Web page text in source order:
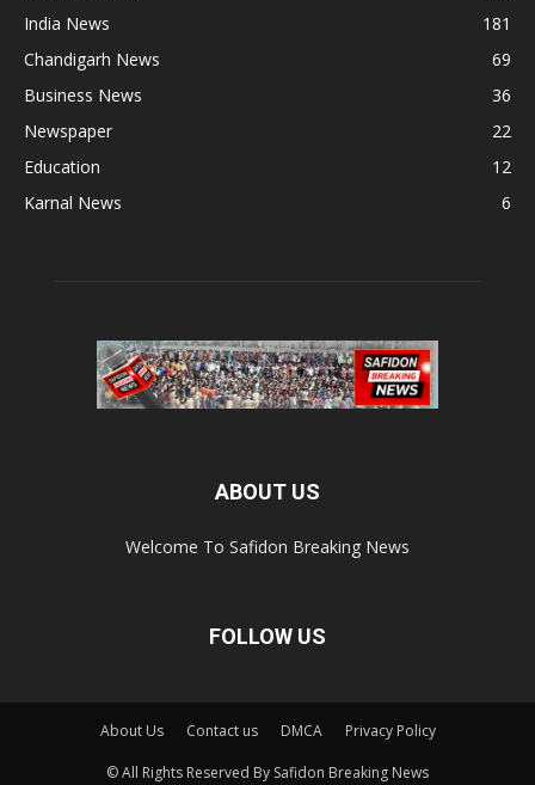
India News
181
Chandigarh News
69
Business News
36
Newspaper
22
Education
12
Karnal News
6
ABOUT US
Welcome To Safidon Breaking News
FOLLOW US
About Us Contact us DMCA Privacy Policy
© All Rights Reserved By Safidon Breaking News